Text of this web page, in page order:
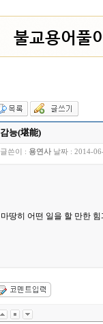
불교용어풀
감능(堪能)
글쓴이 : 용연사 날짜 : 2014-
마땅히 어떤 일을 할 만한